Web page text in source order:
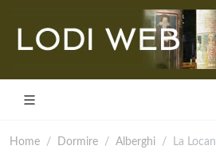
Home Dormire Alberghi La